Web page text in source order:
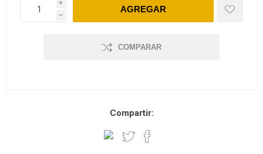
i
h
COMPARAR
Compartir: